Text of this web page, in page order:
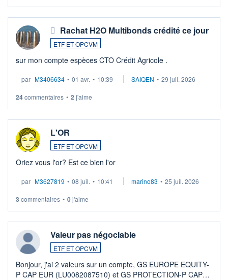
Rachat H2O Multibonds crédité ce jour
ETF ET OPCVM
sur mon compte espèces CTO Crédit Agricole .
par M3406634 • 01 avr. • 10:39 SAIQEN • 29 juil. 2026
24commentaires • 2 j'aime
L'OR
ETF ET OPCVM
Oriez vous l'or? Est ce bien l'or
par M3627819 • 08 juil. • 10:41 marino83 • 25 juil. 2026
3 commentaires • 0j'aime
Valeur pas négociable
ETF ET OPCVM
Bonjour, j'ai 2 valeurs sur un compte, GS EUROPE EQUITY-
P CAP EUR (LU0082087510) et GS PROTECTION-P CAP